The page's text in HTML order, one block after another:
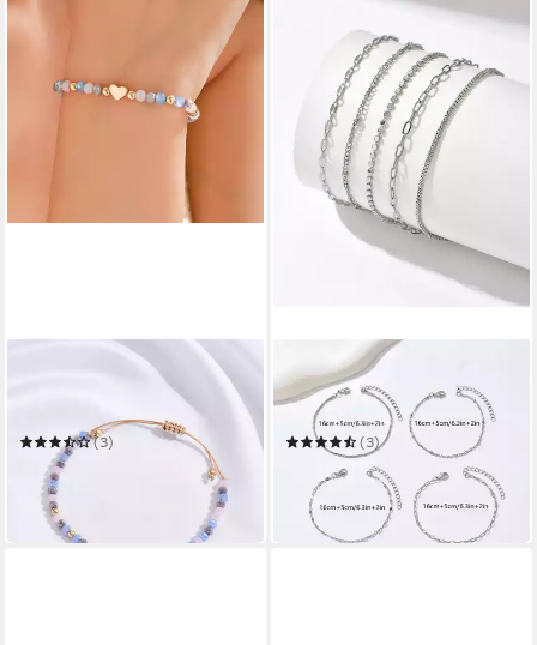
THE BEAUTY HOUSE
Perlenarmband mit Herz
Anhänger(3)
7,99 €
-38%
in 2-3 Werktagen bei dir
THE BEAUTY HOUSE
Armband Set Minimalistische
Damen Armbänder Set
(3)
15,99 €
-44%
in 2-3 Werktagen bei dir